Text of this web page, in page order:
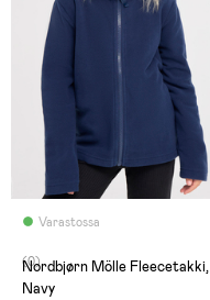
Varastossa
(0)
Nordbjørn Mölle Fleecetakki,
Navy